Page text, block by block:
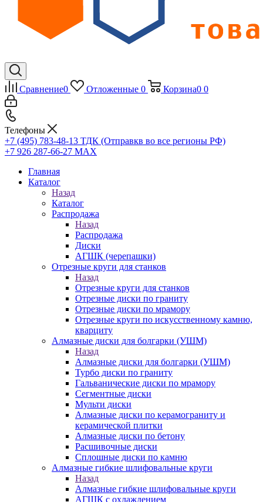
Сравнение0 Отложенные 0 Корзина0 0
Телефоны
+7 (495) 783-48-13 ТДК (Отправкв во все регионы РФ)
+7 926 287-66-27 МАХ
Главная
Каталог
Назад
Каталог
Распродажа
Назад
Распродажа
Диски
АГШК (черепашки)
Отрезные круги для станков
Назад
Отрезные круги для станков
Отрезные диски по граниту
Отрезные диски по мрамору
Отрезные круги по искусственному камню,
кварциту
Алмазные диски для болгарки (УШМ)
Назад
Алмазные диски для болгарки (УШМ)
Турбо диски по граниту
Гальванические диски по мрамору
Сегментные диски
Мульти диски
Алмазные диски по керамограниту и
керамической плитки
Алмазные диски по бетону
Расшивочные диски
Сплошные диски по камню
Алмазные гибкие шлифовальные круги
Назад
Алмазные гибкие шлифовальные круги
АГШК с охлаждением